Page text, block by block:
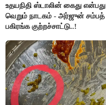
உதயநிதி ஸ்டாலின் கைது என்பது
வெறும் நாடகம் - அர்ஜுன் சம்பத்
பகிரங்க குற்றச்சாட்டு..!